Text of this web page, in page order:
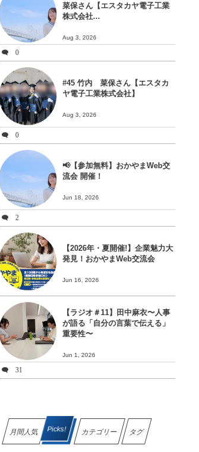
菜保さん【エスタカヤ電子工業
株式会社...
Aug 3, 2026
0
#45 竹内 菜保さん【エスタカ
ヤ電子工業株式会社】
Aug 3, 2026
0
📢【参加無料】おかやまWeb交
流会 開催！
Jun 18, 2026
2
【2026年・夏開催!】企業魅力大
発見！おかやまWeb交流会
Jun 16, 2026
【ラジオ＃11】田中麻衣〜人事
が語る「自分の言葉で伝える」
重要性〜
Jun 1, 2026
31
月間人気 Picks! カテゴリー タグ